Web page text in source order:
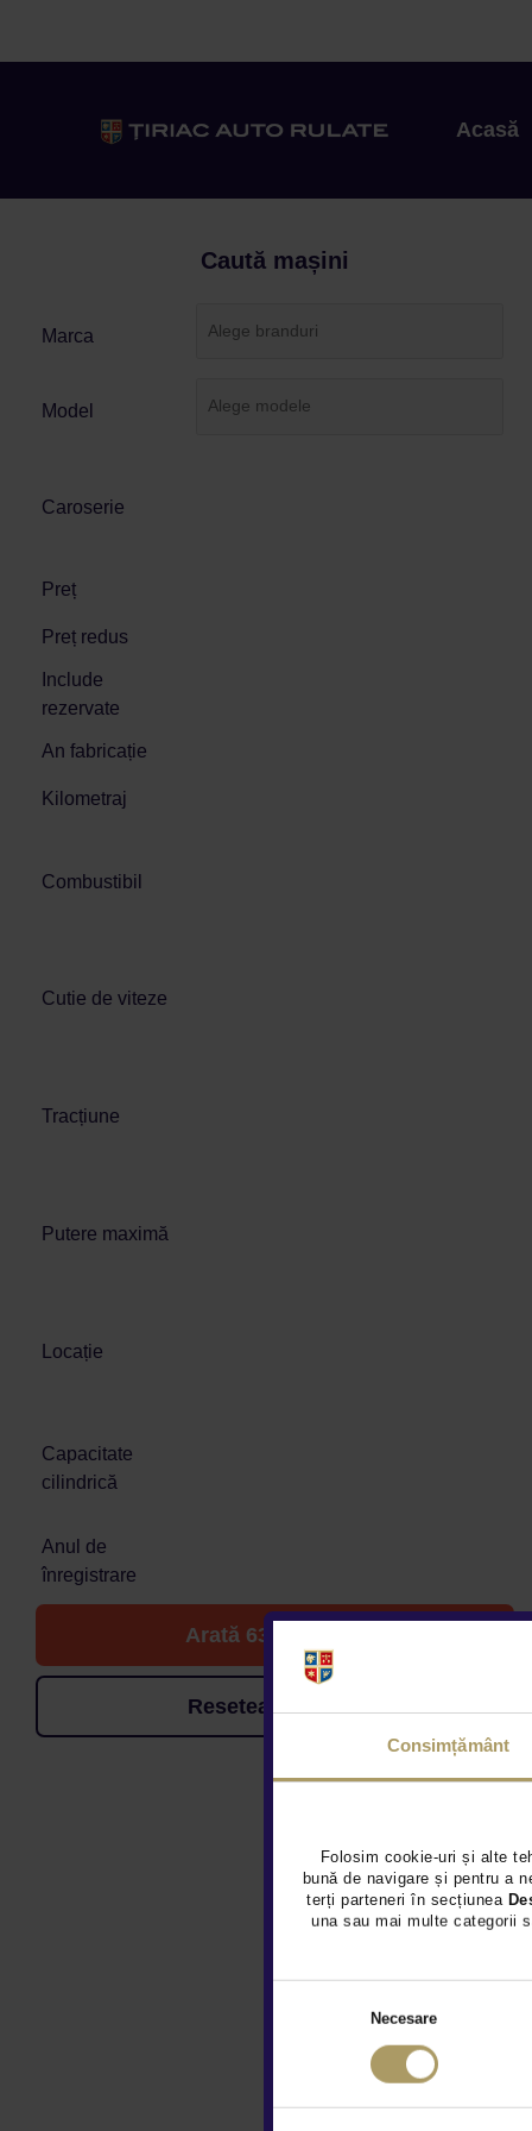
Consimțământ
Folosim cookie-uri și alte
bună de navigare și pentru a
terți parteneri în secțiunea
una sau mai multe categorii
Necesare
Acasă
Caută mașini
Marca
Model
Caroserie
Preț
Preț redus
Include
rezervate
An fabricație
Kilometraj
Combustibil
Cutie de viteze
Tracțiune
Putere maximă
Locație
Capacitate
cilindrică
Anul de
înregistrare
Arată 63 de oferte
Resetează filtrele